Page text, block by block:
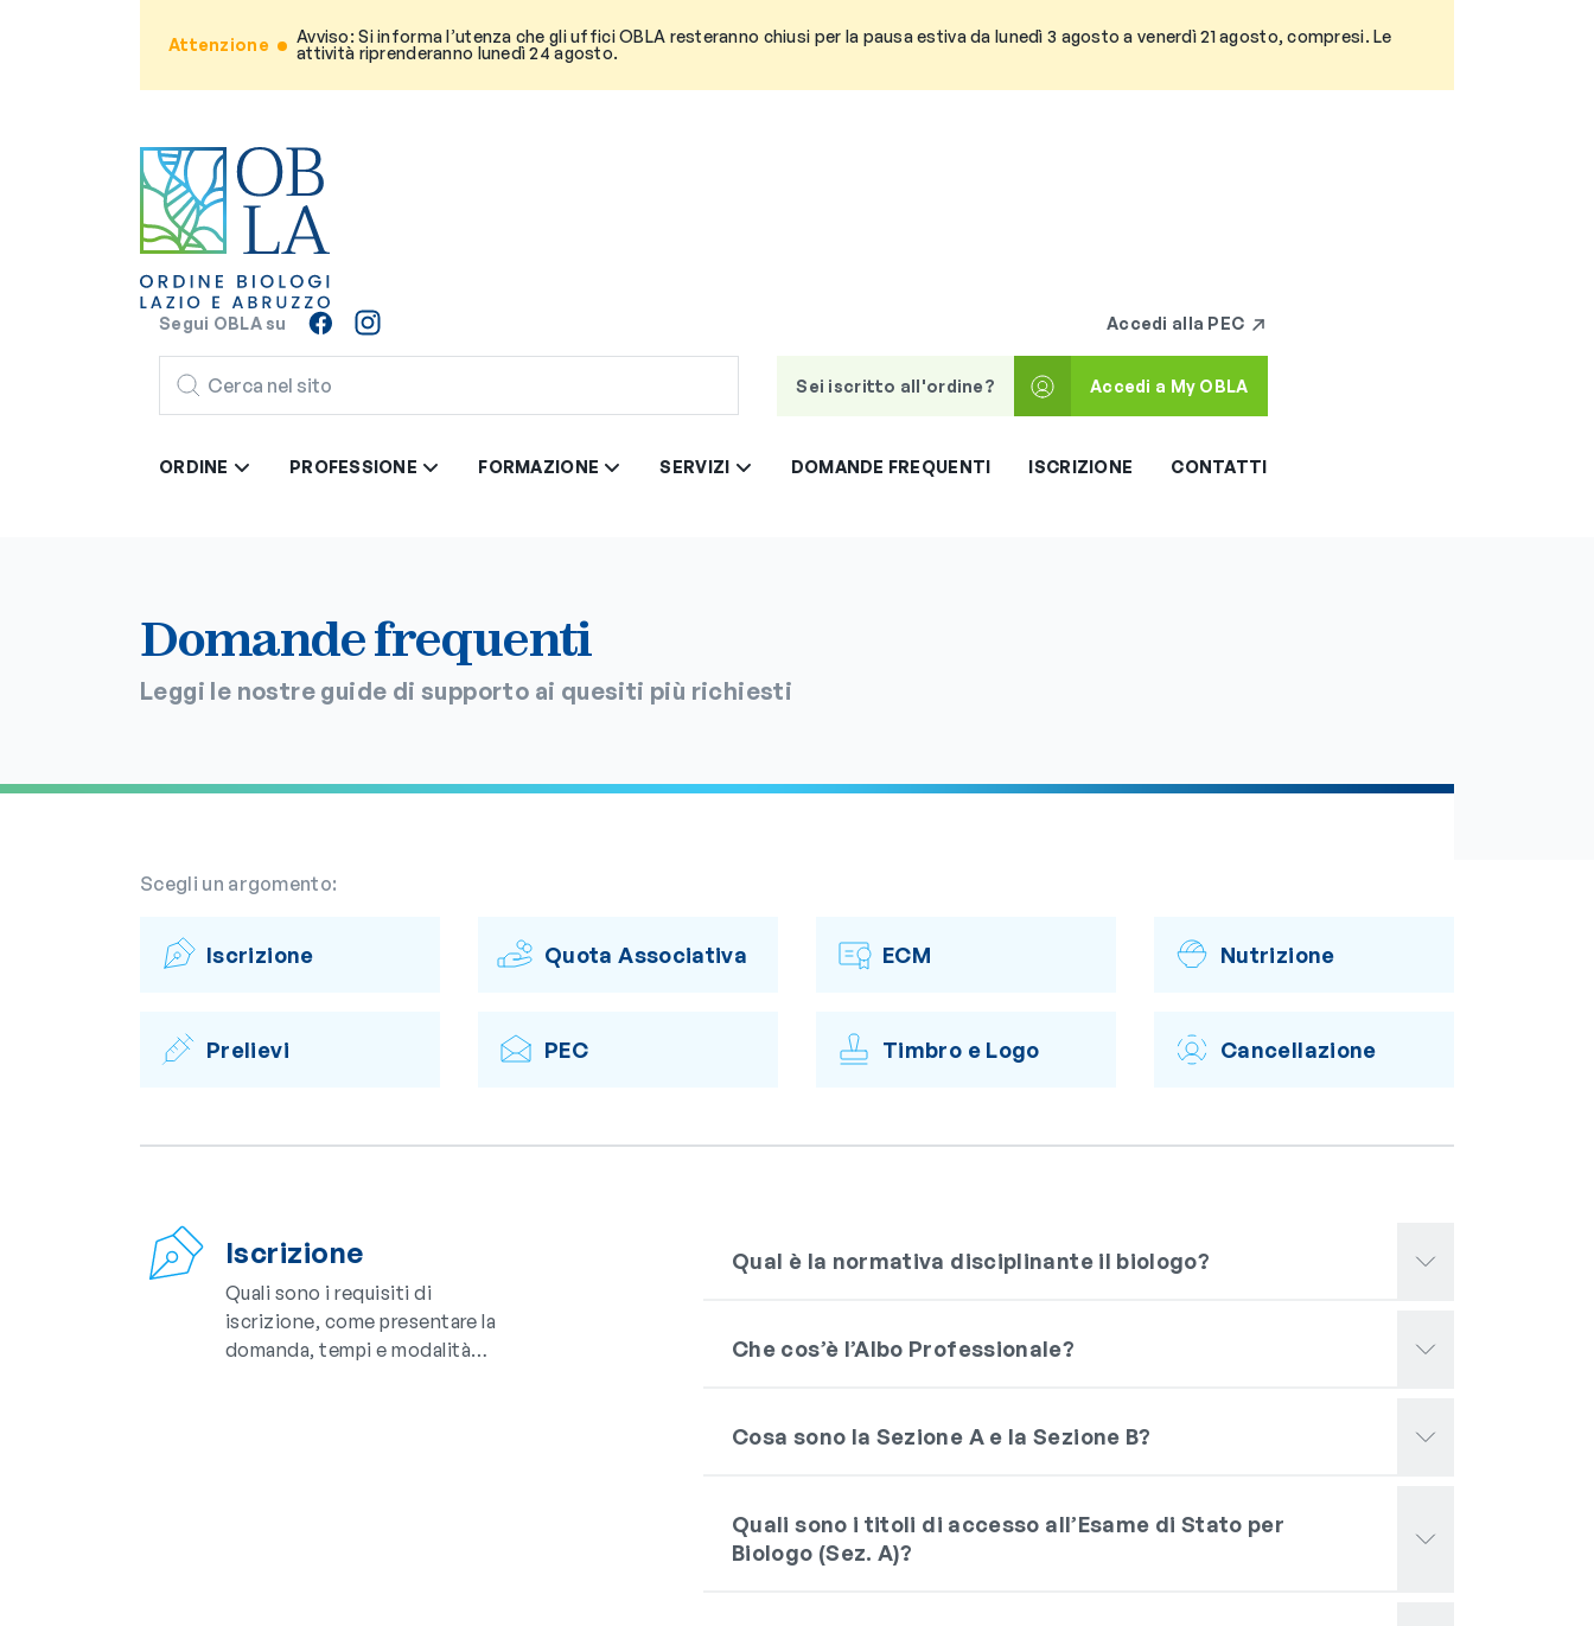
Attenzione
Avviso: Si informa l’utenza che gli uffici OBLA resteranno chiusi per la pausa estiva da lunedì 3 agosto a venerdì 21 agosto, compresi. Le
attività riprenderanno lunedì 24 agosto.
Segui OBLA su Accedi alla PEC
CERCA
Sei iscritto all'ordine?
Accedi a My OBLA
ORDINE PROFESSIONE FORMAZIONE SERVIZI DOMANDE FREQUENTI ISCRIZIONE CONTATTI
Domande frequenti
Leggi le nostre guide di supporto ai quesiti più richiesti
Scegli un argomento:
Iscrizione Quota Associativa ECM Nutrizione
Prelievi PEC Timbro e Logo Cancellazione
Iscrizione
Quali sono i requisiti di
iscrizione, come presentare la
domanda, tempi e modalità…
Qual è la normativa disciplinante il biologo?
Che cos’è l’Albo Professionale?
Cosa sono la Sezione A e la Sezione B?
Quali sono i titoli di accesso all’Esame di Stato per
Biologo (Sez. A)?